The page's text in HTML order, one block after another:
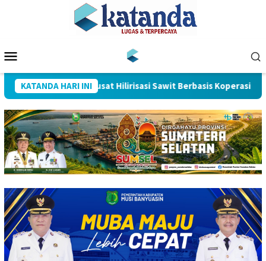
Mobile
KATANDA HARI INI
Bersiap Jadi Pusat Hilirisasi Sawit Berbasis Koperasi